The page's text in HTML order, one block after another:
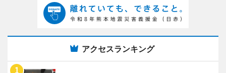
アクセスランキング